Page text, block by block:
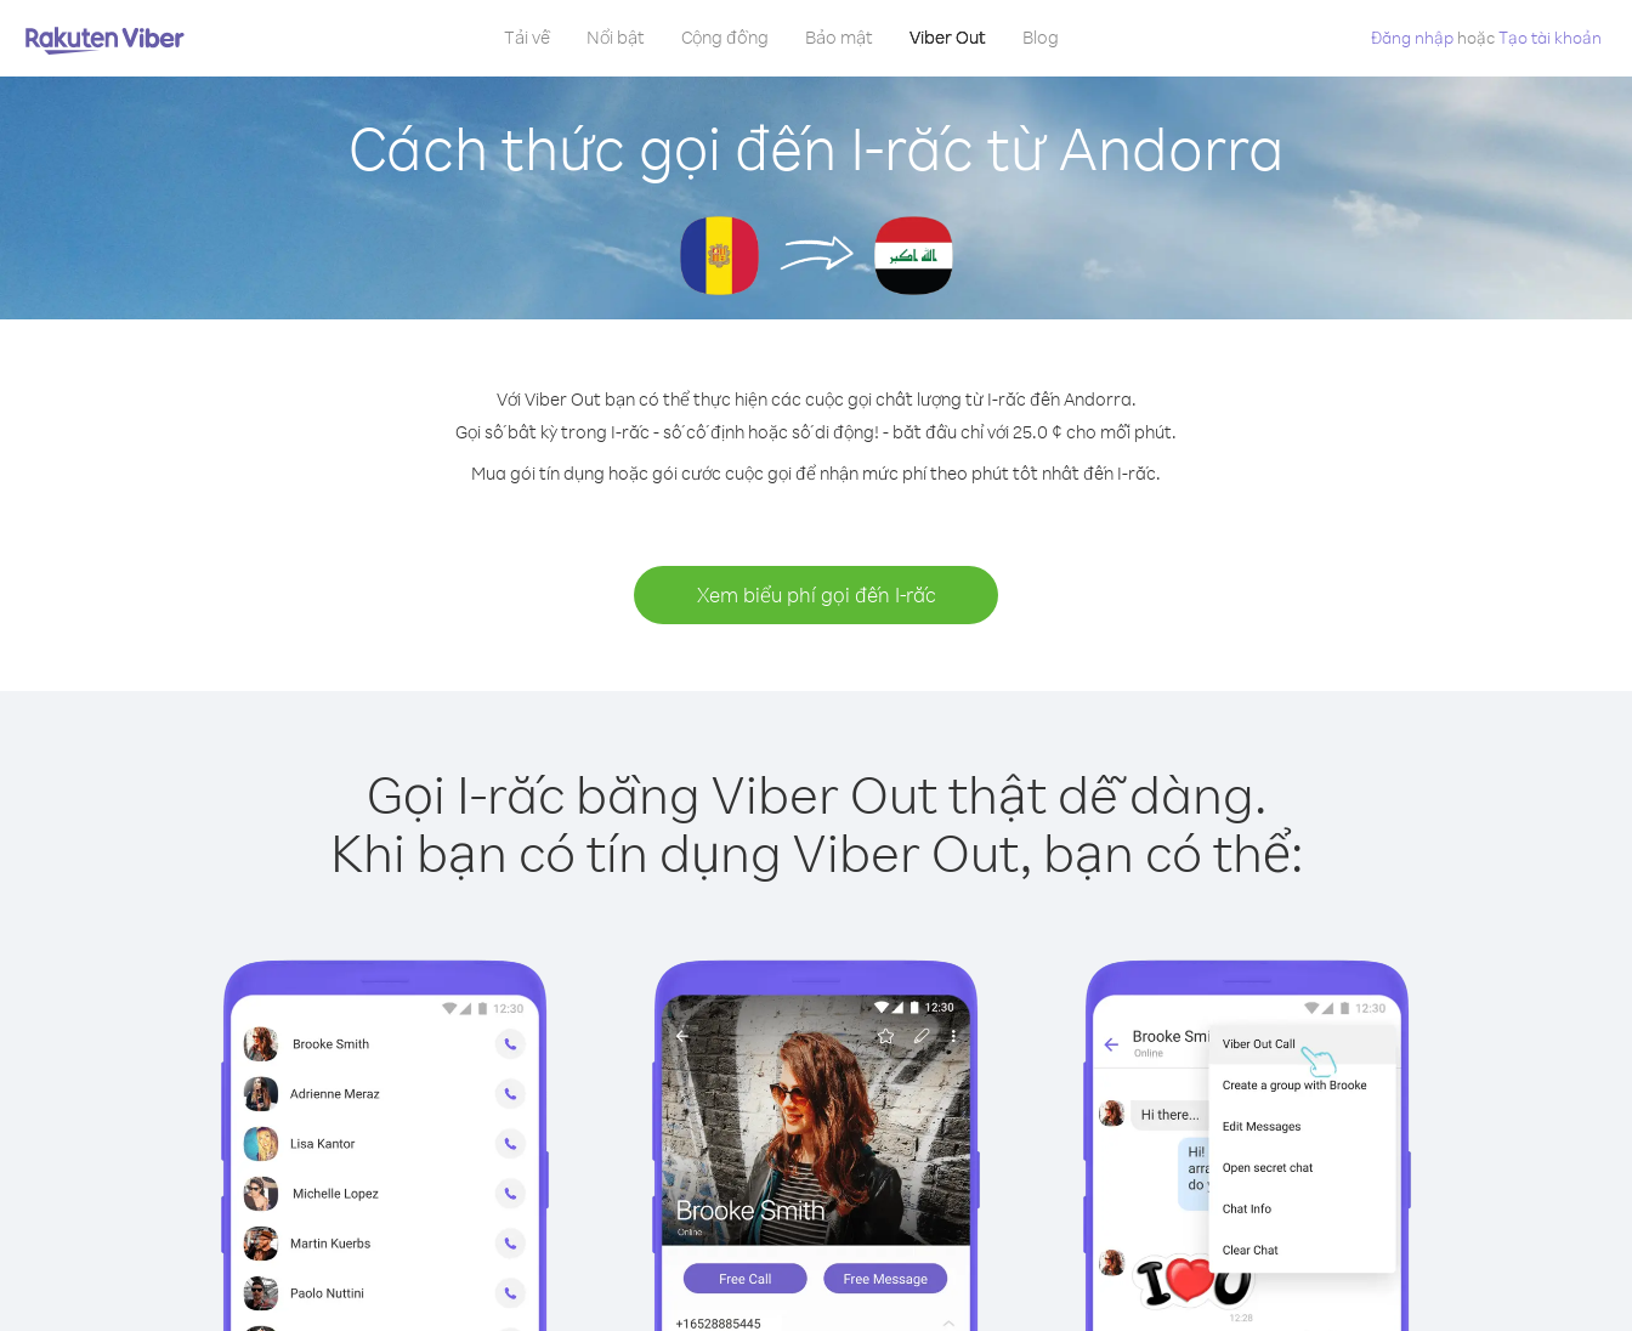
Tải về Nổi bật Cộng đồng Bảo mật Viber Out Blog Đăng nhập hoặcTạo tài khoản
Cách thức gọi đến I-rắc từ Andorra
Với Viber Out bạn có thể thực hiện các cuộc gọi chất lượng từ I-rắc đến Andorra.
Gọi số bất kỳ trong I-rắc - số cố định hoặc số di động! - bắt đầu chỉ với 25.0 ¢ cho mỗi phút.
Mua gói tín dụng hoặc gói cước cuộc gọi để nhận mức phí theo phút tốt nhất đến I-rắc.
Xem biểu phí gọi đến I-rắc
Gọi I-rắc bằng Viber Out thật dễ dàng.
Khi bạn có tín dụng Viber Out, bạn có thể: